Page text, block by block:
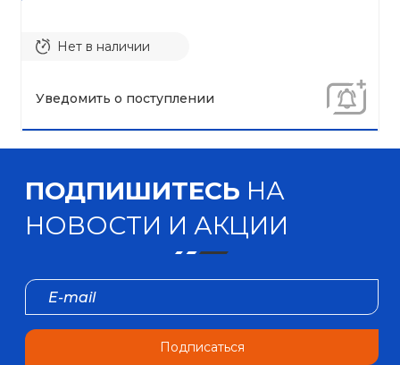
Нет в наличии
Уведомить о поступлении
ПОДПИШИТЕСЬ НА
НОВОСТИ И АКЦИИ
Подписаться